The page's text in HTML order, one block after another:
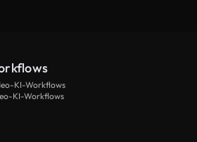
KI-Workflows
KI-Workflows